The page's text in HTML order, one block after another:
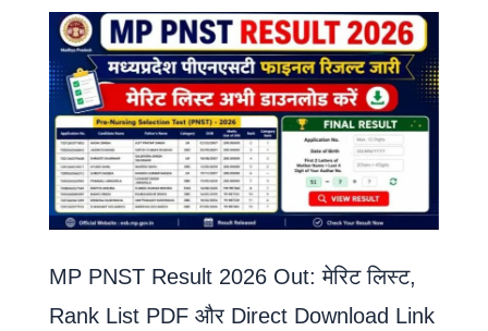
MP PNST Result 2026 Out: मेरिट लिस्ट,
Rank List PDF और Direct Download Link